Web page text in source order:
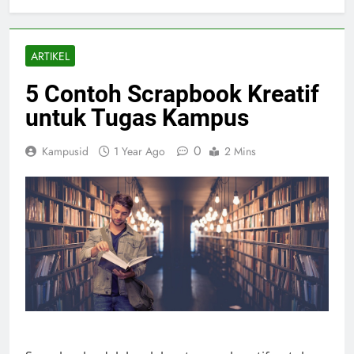
ARTIKEL
5 Contoh Scrapbook Kreatif
untuk Tugas Kampus
Kampusid 1 Year Ago 0 2 Mins